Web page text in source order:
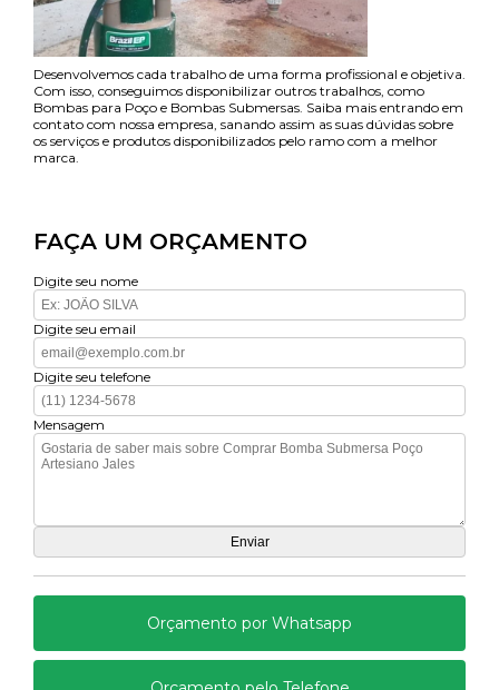
Desenvolvemos cada trabalho de uma forma profissional e objetiva.
Com isso, conseguimos disponibilizar outros trabalhos, como
Bombas para Poço e Bombas Submersas. Saiba mais entrando em
contato com nossa empresa, sanando assim as suas dúvidas sobre
os serviços e produtos disponibilizados pelo ramo com a melhor
marca.
FAÇA UM ORÇAMENTO
Digite seu nome
Digite seu email
Digite seu telefone
Mensagem
Orçamento por Whatsapp